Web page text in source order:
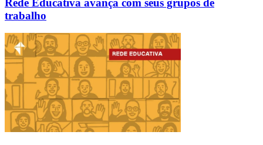
trabalho